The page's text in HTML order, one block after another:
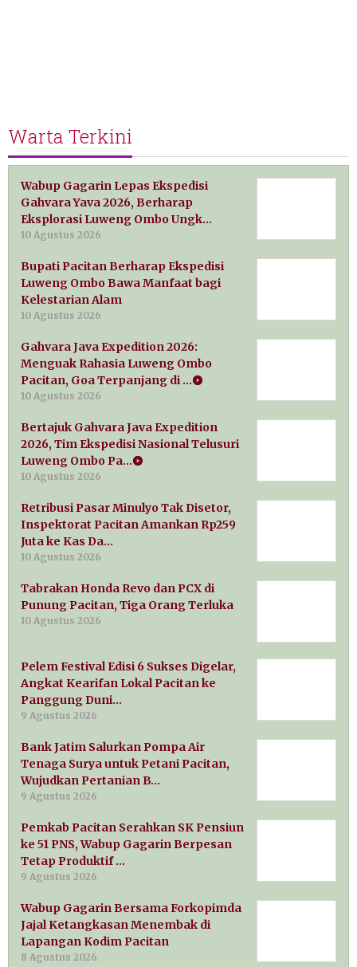
Warta Terkini
Wabup Gagarin Lepas Ekspedisi
Gahvara Yava 2026, Berharap
Eksplorasi Luweng Ombo Ungk…
10 Agustus 2026
Bupati Pacitan Berharap Ekspedisi
Luweng Ombo Bawa Manfaat bagi
Kelestarian Alam
10 Agustus 2026
Gahvara Java Expedition 2026:
Menguak Rahasia Luweng Ombo
Pacitan, Goa Terpanjang di …
10 Agustus 2026
Bertajuk Gahvara Java Expedition
2026, Tim Ekspedisi Nasional Telusuri
Luweng Ombo Pa…
10 Agustus 2026
Retribusi Pasar Minulyo Tak Disetor,
Inspektorat Pacitan Amankan Rp259
Juta ke Kas Da…
10 Agustus 2026
Tabrakan Honda Revo dan PCX di
Punung Pacitan, Tiga Orang Terluka
10 Agustus 2026
Pelem Festival Edisi 6 Sukses Digelar,
Angkat Kearifan Lokal Pacitan ke
Panggung Duni…
9 Agustus 2026
Bank Jatim Salurkan Pompa Air
Tenaga Surya untuk Petani Pacitan,
Wujudkan Pertanian B…
9 Agustus 2026
Pemkab Pacitan Serahkan SK Pensiun
ke 51 PNS, Wabup Gagarin Berpesan
Tetap Produktif …
9 Agustus 2026
Wabup Gagarin Bersama Forkopimda
Jajal Ketangkasan Menembak di
Lapangan Kodim Pacitan
8 Agustus 2026